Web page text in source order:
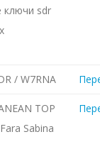
ключи sdr
/ W7RNA
TOP
Sabina